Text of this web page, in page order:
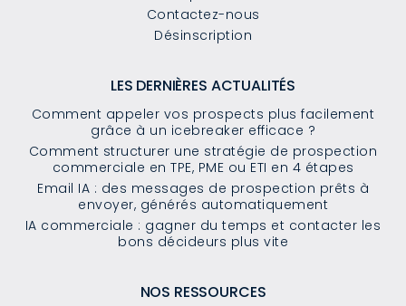
Contactez-nous
Désinscription
LES DERNIÈRES ACTUALITÉS
Comment appeler vos prospects plus facilement
grâce à un icebreaker efficace ?
Comment structurer une stratégie de prospection
commerciale en TPE, PME ou ETI en 4 étapes
Email IA : des messages de prospection prêts à
envoyer, générés automatiquement
IA commerciale : gagner du temps et contacter les
bons décideurs plus vite
NOS RESSOURCES